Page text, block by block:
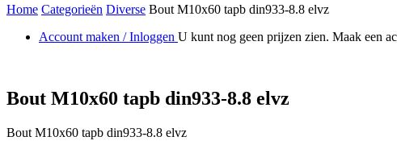
Home Categorieën Diverse Bout M10x60 tapb din933-8.8 elvz
Account maken / Inloggen U kunt nog geen prijzen zien. Maak een
Bout M10x60 tapb din933-8.8 elvz
Bout M10x60 tapb din933-8.8 elvz